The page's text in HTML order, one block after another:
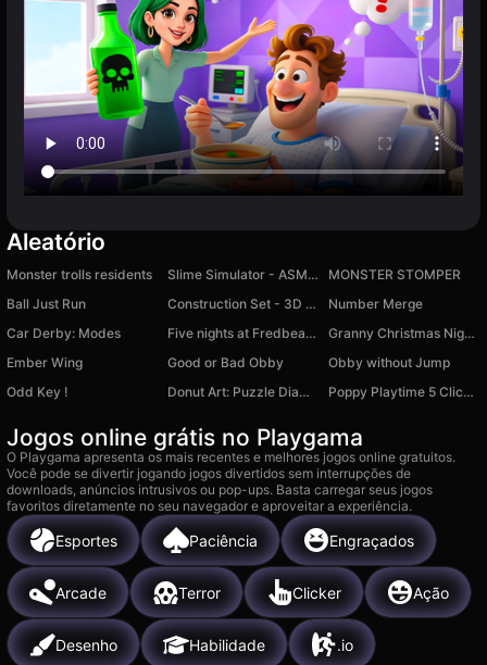
Aleatório
Monster trolls residents Slime Simulator - ASMR & DIY
MONSTER STOMPER
Ball Just Run
Construction Set - 3D Builder
Number Merge
Car Derby: Modes
Five nights at Fredbear's
Granny Christmas Nightmare
Ember Wing
Good or Bad Obby
Obby without Jump
Odd Key !
Donut Art: Puzzle Diamond Game Poppy Playtime 5 Clicker
Jogos online grátis no Playgama
O Playgama apresenta os mais recentes e melhores jogos online gratuitos.
Você pode se divertir jogando jogos divertidos sem interrupções de
downloads, anúncios intrusivos ou pop-ups. Basta carregar seus jogos
favoritos diretamente no seu navegador e aproveitar a experiência.
Esportes Paciência Engraçados
Arcade Terror Clicker Ação
Desenho Habilidade .io